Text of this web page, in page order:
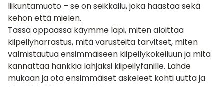
liikuntamuoto – se on seikkailu, joka haastaa sekä
kehon että mielen.
Tässä oppaassa käymme läpi, miten aloittaa
kiipeilyharrastus, mitä varusteita tarvitset, miten
valmistautua ensimmäiseen kiipeilykokeiluun ja mitä
kannattaa hankkia lahjaksi kiipeilyfanille. Lähde
mukaan ja ota ensimmäiset askeleet kohti uutta ja